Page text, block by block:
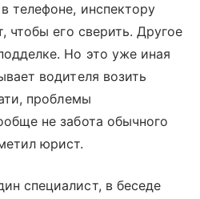
телефоне, инспектору
чтобы его сверить. Другое
Но это уже иная
водителя возить
проблемы
не забота обычного
юрист.
специалист, в беседе